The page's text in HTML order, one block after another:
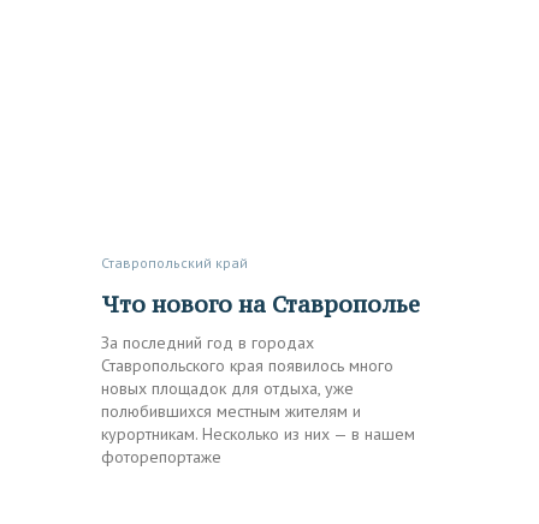
Ставропольский край
Что нового на Ставрополье
За последний год в городах
Ставропольского края появилось много
новых площадок для отдыха, уже
полюбившихся местным жителям и
курортникам. Несколько из них — в нашем
фоторепортаже